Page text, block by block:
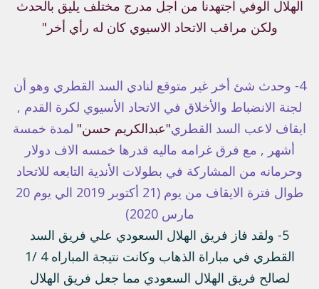
الهلال الوفي اجتهدنا من اجل مدرج مختلف يليق بالحدث
ولكن مراقب الاتحاد الاسيوي كان له رأي أخر"
4- وحدث شئ أخر غير متوقع لنادي السد القطري وهو أن
لجنة الانضباط والأخلاق في الاتحاد الأسيوي لكرة القدم ,
ايقاف لاعب السد القطري"عبدالكريم حسن" لمدة خمسة
أشهر , مع فرق غرامه ماليه قدرها خمسه الاف دولار
وحرمانه من المشاركة في بطولات الأندية التابعه للاتحاد
طوال فترة الايقاف من يوم (21 أكتوبر 2019 الي يوم 20
مارس 2020)
5- ولقد فاز فريق الهلال السعودي علي فريق السد
القطري في مباراة الذهاب وكانت نتيجة المباراه 4 /1
لصالح فريق الهلال السعودي مما جعل فريق الهلال